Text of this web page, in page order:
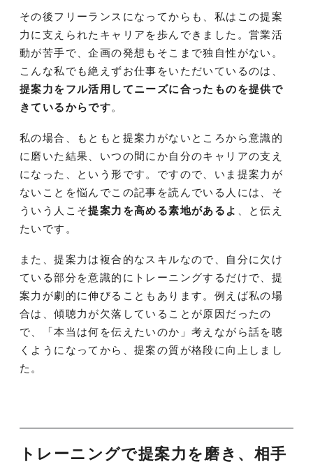
その後フリーランスになってからも、私はこの提案
力に支えられたキャリアを歩んできました。営業活
動が苦手で、企画の発想もそこまで独自性がない。
こんな私でも絶えずお仕事をいただいているのは、
提案力をフル活用してニーズに合ったものを提供で
きているからです。
私の場合、もともと提案力がないところから意識的
に磨いた結果、いつの間にか自分のキャリアの支え
になった、という形です。ですので、いま提案力が
ないことを悩んでこの記事を読んでいる人には、そ
ういう人こそ提案力を高める素地があるよ
、と伝え
たいです。
また、提案力は複合的なスキルなので、自分に欠け
ている部分を意識的にトレーニングするだけで、提
案力が劇的に伸びることもあります。例えば私の場
合は、傾聴力が欠落していることが原因だったの
で、「本当は何を伝えたいのか」考えながら話を聴
くようになってから、提案の質が格段に向上しまし
た。
トレーニングで提案力を磨き、相手